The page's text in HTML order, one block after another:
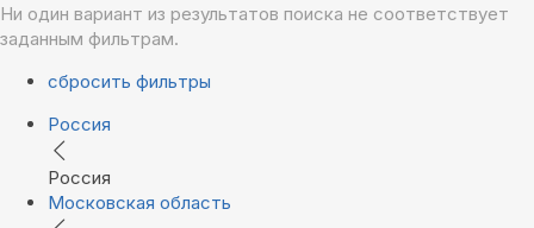
Ни один вариант из результатов поиска не соответствует
заданным фильтрам.
сбросить фильтры
Россия
Россия
Московская область